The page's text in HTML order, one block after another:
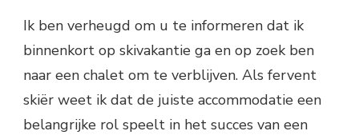
Ik ben verheugd om u te informeren dat ik
binnenkort op skivakantie ga en op zoek ben
naar een chalet om te verblijven. Als fervent
skiër weet ik dat de juiste accommodatie een
belangrijke rol speelt in het succes van een